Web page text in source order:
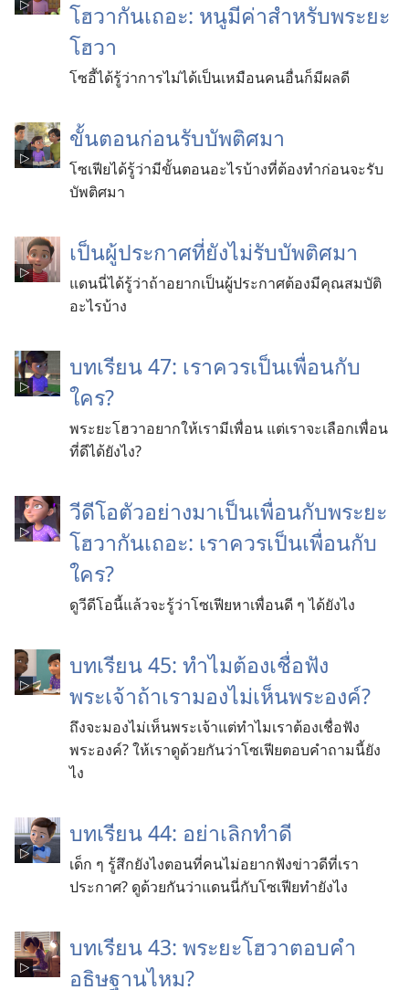
โฮวา​กัน​เถอะ: หนู​มี​ค่า​สำหรับ​พระ​ยะ
โฮวา
โซอี้​ได้​รู้​ว่า​การ​ไม่​ได้​เป็น​เหมือน​คน​อื่น​ก็​มี​ผล​ดี
ขั้น​ตอน​ก่อน​รับ​บัพติศมา
โซเฟีย​ได้​รู้​ว่า​มี​ขั้น​ตอน​อะไร​บ้าง​ที่​ต้อง​ทำ​ก่อน​จะ​รับ​
บัพติศมา
เป็น​ผู้​ประกาศ​ที่​ยัง​ไม่​รับ​บัพติศมา
แดนนี่​ได้​รู้​ว่า​ถ้า​อยาก​เป็น​ผู้​ประกาศ​ต้อง​มี​คุณสมบัติ​
อะไร​บ้าง
บทเรียน 47: เรา​ควร​เป็น​เพื่อน​กับ​
ใคร?
พระ​ยะโฮวา​อยาก​ให้​เรา​มี​เพื่อน แต่​เรา​จะ​เลือก​เพื่อน​
ที่​ดี​ได้​ยังไง?
วีดีโอ​ตัวอย่าง​มา​เป็น​เพื่อน​กับ​พระ​ยะ
โฮวา​กัน​เถอะ: เรา​ควร​เป็น​เพื่อน​กับ​
ใคร?
ดู​วีดีโอ​นี้​แล้ว​จะ​รู้​ว่า​โซเฟีย​หา​เพื่อน​ดี​ ๆ ​ได้​ยังไง
บทเรียน 45: ทำไม​ต้อง​เชื่อ​ฟัง​
พระเจ้า​ถ้า​เรา​มอง​ไม่​เห็น​พระองค์?
ถึง​จะ​มอง​ไม่​เห็น​พระเจ้า​แต่​ทำไม​เรา​ต้อง​เชื่อ​ฟัง​
พระองค์? ให้​เรา​ดู​ด้วย​กัน​ว่า​โซเฟีย​ตอบ​คำ​ถาม​นี้​ยัง
ไง
บทเรียน 44: อย่าเลิกทำดี
เด็ก ๆ รู้สึกยังไงตอนที่คนไม่อยากฟังข่าวดีที่เรา
ประกาศ? ดูด้วยกันว่าแดนนี่กับโซเฟียทำยังไง
บทเรียน 43: พระยะโฮวาตอบคำ
อธิษฐานไหม?